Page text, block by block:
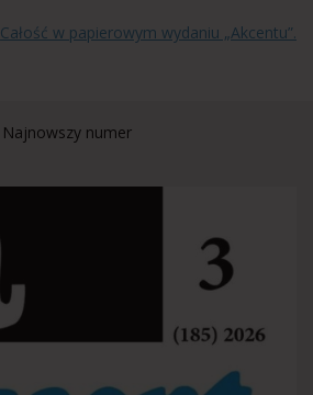
Całość w papierowym wydaniu „Akcentu”.
Najnowszy numer